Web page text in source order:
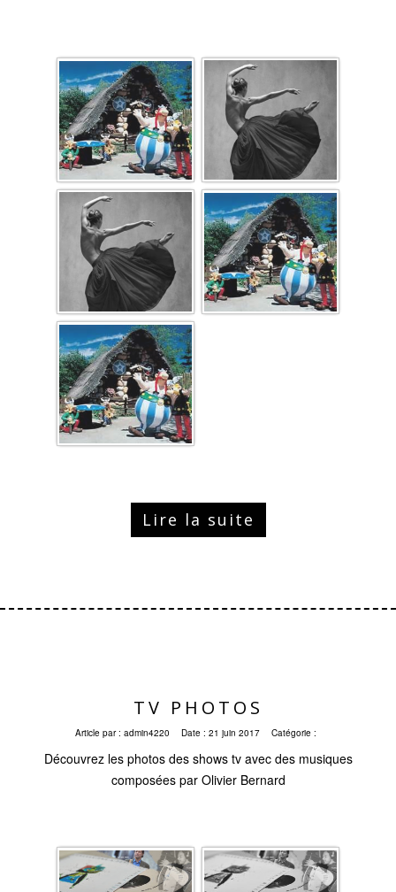
Lire la suite
TV PHOTOS
Article par : admin4220 Date : 21 juin 2017 Catégorie :
Découvrez les photos des shows tv avec des musiques
composées par Olivier Bernard